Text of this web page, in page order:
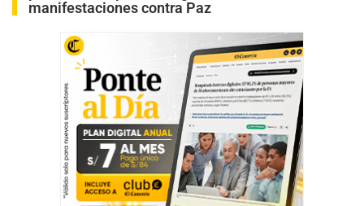
manifestaciones contra Paz